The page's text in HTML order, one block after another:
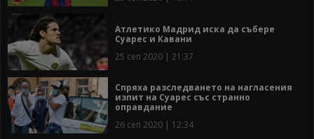
Атлетико Мадрид иска да събере
Суарес и Кавани
25 сеп 2020 | 21:37
Спряха разследването на нагласения
изпит на Суарес със странно
оправдание
26 сеп 2020 | 12:34